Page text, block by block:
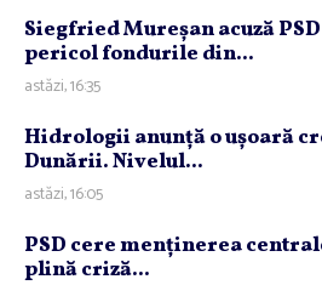
Siegfried Mureşan acuză
pericol fondurile din...
astăzi, 16:35
Hidrologii anunţă o uşoară
Dunării. Nivelul...
astăzi, 16:05
PSD cere menţinerea
plină criză...